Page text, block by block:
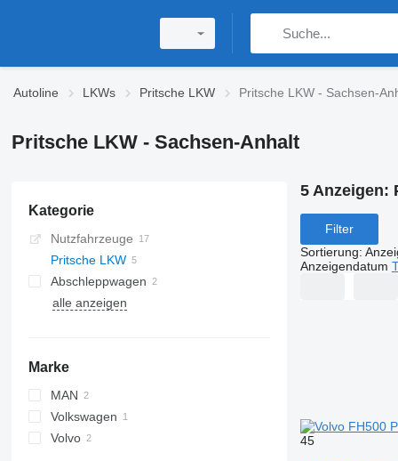
Autoline LKWs Pritsche LKW Pritsche LKW - Sachsen-
Pritsche LKW - Sachsen-Anhalt
Kategorie
Nutzfahrzeuge
Pritsche LKW
Abschleppwagen
alle anzeigen
Marke
MAN
TGE
Volkswagen
Crafter
Volvo
5 Anzeigen:
Filter
Sortierung:
Anzeigendatum
45